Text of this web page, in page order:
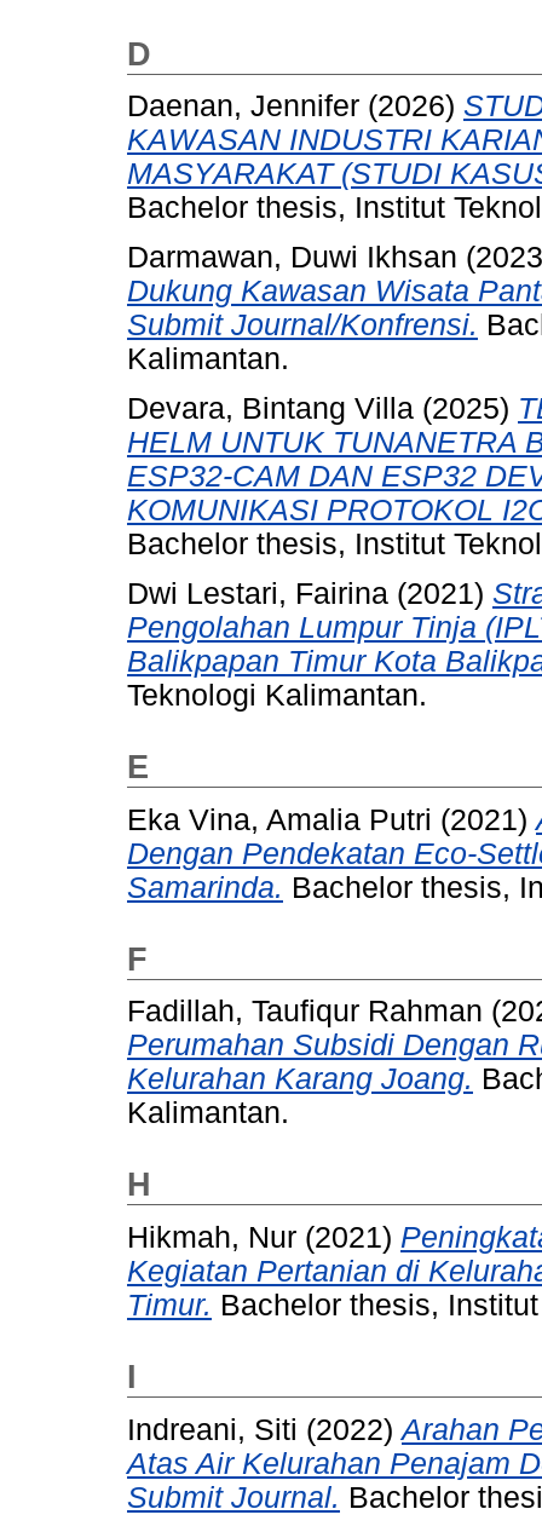
D
Daenan, Jennifer (2026)
KAWASAN INDUSTRI
MASYARAKAT (STUDI
Bachelor thesis, Institut
Darmawan, Duwi Ikhsan
Dukung Kawasan Wisata
Submit Journal/Konfrensi.
Kalimantan.
Devara, Bintang Villa (2025)
HELM UNTUK TUNANETRA
ESP32-CAM DAN ESP32
KOMUNIKASI PROTOKOL
Bachelor thesis, Institut
Dwi Lestari, Fairina (2021)
Pengolahan Lumpur Tinja
Balikpapan Timur Kota
Teknologi Kalimantan.
E
Eka Vina, Amalia Putri (2021)
Dengan Pendekatan Eco-
Samarinda. Bachelor thesis,
F
Fadillah, Taufiqur Rahman
Perumahan Subsidi Dengan
Kelurahan Karang Joang.
Kalimantan.
H
Hikmah, Nur (2021)
Kegiatan Pertanian di
Timur. Bachelor thesis,
I
Indreani, Siti (2022)Arahan
Atas Air Kelurahan Penajam
Submit Journal. Bachelor